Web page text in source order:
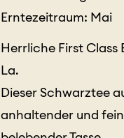
Erntezeitraum: Mai
Herrliche First Class
La.
Dieser Schwarztee
anhaltender und